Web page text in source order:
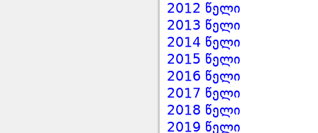
2012 წელი
2013 წელი
2014 წელი
2015 წელი
2016 წელი
2017 წელი
2018 წელი
2019 წელი